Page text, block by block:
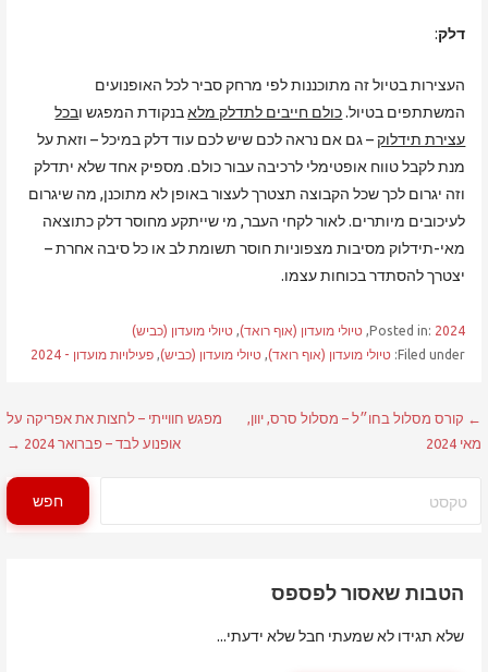
דלק:
העצירות בטיול זה מתוכננות לפי מרחק סביר לכל האופנועים
המשתתפים בטיול.כולם חייבים לתדלק מלאבנקודת המפגש ובכל
עצירת תידלוק– גם אם נראה לכם שיש לכם עוד דלק במיכל – וזאת על
מנת לקבל טווח אופטימלי לרכיבה עבור כולם. מספיק אחד שלא יתדלק
וזה יגרום לכך שכל הקבוצה תצטרך לעצור באופן לא מתוכנן, מה שיגרום
לעיכובים מיותרים. לאור לקחי העבר, מי שייתקע מחוסר דלק כתוצאה
מאי-תידלוק מסיבות מצפוניות חוסר תשומת לב או כל סיבה אחרת –
יצטרך להסתדר בכוחות עצמו.
Posted in: 2024
, טיולי מועדון (אוף רואד), טיולי מועדון (כביש)
Filed under: טיולי מועדון (אוף רואד), טיולי מועדון (כביש), פעילויות מועדון - 2024
ניווט
← קורס מסלול בחו״ל – מסלול סרס, יוון,
מאי 2024
מפגש חווייתי – לחצות את אפריקה על
אופנוע לבד – פברואר 2024 →
חפש
הטבות שאסור לפספס
שלא תגידו לא שמעתי חבל שלא ידעתי...